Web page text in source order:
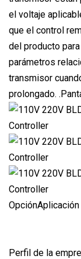
el voltaje
que el control
del producto
parámetros
transmisor
prolongado.
OpciónAplicación
Perfil de la